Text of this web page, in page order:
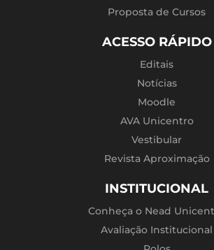
Proposta de Cursos
ACESSO RÁPIDO
Editais
Notícias
Moodle
AVA Unicentro
Vestibular
Revista Aproximação
INSTITUCIONAL
Conheça o Nead
Avaliação Institucional